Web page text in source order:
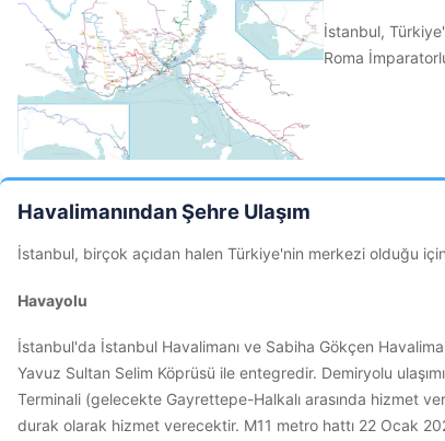
İstanbul,
Roma
Havalimanından Şehre Ulaşım
İstanbul, birçok açıdan halen Türkiye'nin merkezi olduğu
Havayolu
İstanbul'da İstanbul Havalimanı ve Sabiha Gökçen
Yavuz Sultan Selim Köprüsü ile entegredir. Demiryolu
Terminali (gelecekte Gayrettepe-Halkalı arasında hizmet
durak olarak hizmet verecektir. M11 metro hattı 22 Ocak